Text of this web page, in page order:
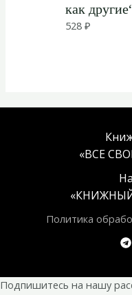
как
528₽
«ВСЕ
«
Политика
Подпишитесь на нашу